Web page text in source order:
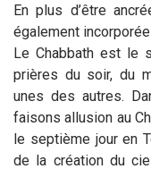
En plus d’être
également
Le Chabbath est le
prières du soir, du
unes des autres.
faisons allusion au
le septième jour en
de la création du